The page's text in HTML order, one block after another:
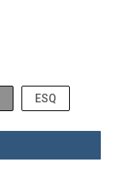
ESQ